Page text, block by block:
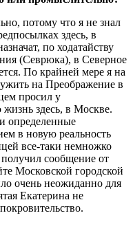
потому что я не знал
здесь, в
по ходатайству
(Севрюка), в Северное
По крайней мере я на
на Преображение в
просил у
здесь, в Москве.
определенные
в новую реальность
все-таки немножко
получил сообщение от
Московской городской
очень неожиданно для
Екатерина не